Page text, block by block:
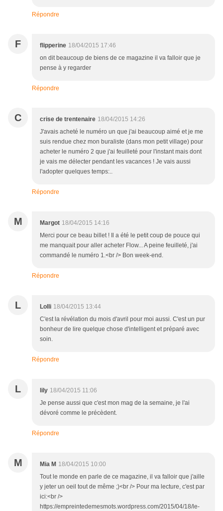
Répondre
F flipperine 18/04/2015 17:46
on dit beaucoup de biens de ce magazine il va falloir que je
pense à y regarder
Répondre
C crise de trentenaire 18/04/2015 14:26
J'avais acheté le numéro un que j'ai beaucoup aimé et je me
suis rendue chez mon buraliste (dans mon petit village) pour
acheter le numéro 2 que j'ai feuilleté pour l'instant mais dont
je vais me délecter pendant les vacances ! Je vais aussi
l'adopter quelques temps:..
Répondre
M Margot 18/04/2015 14:16
Merci pour ce beau billet ! Il a été le petit coup de pouce qui
me manquait pour aller acheter Flow... A peine feuilleté, j'ai
commandé le numéro 1.<br /> Bon week-end.
Répondre
L Lolli 18/04/2015 13:44
C'est la révélation du mois d'avril pour moi aussi. C'est un pur
bonheur de lire quelque chose d'intelligent et préparé avec
soin.
Répondre
L lily 18/04/2015 11:06
Je pense aussi que c'est mon mag de la semaine, je l'ai
dévoré comme le précèdent.
Répondre
M Mia M 18/04/2015 10:00
Tout le monde en parle de ce magazine, il va falloir que j'aille
y jeter un oeil tout de même ;)<br /> Pour ma lecture, c'est par
ici:<br />
https://empreintedemesmots.wordpress.com/2015/04/18/le-